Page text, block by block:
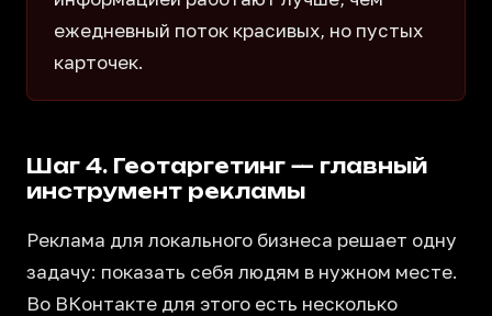
ежедневный поток красивых, но пустых
карточек.
Шаг 4. Геотаргетинг — главный
инструмент рекламы
Реклама для локального бизнеса решает одну
задачу: показать себя людям в нужном месте.
Во ВКонтакте для этого есть несколько